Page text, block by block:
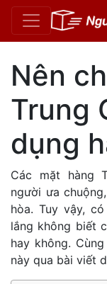
Nên
Trung
dụng
Các mặt hàng
người ưa
hòa. Tuy vậy,
lắng không biết
hay không.
này qua bài viết